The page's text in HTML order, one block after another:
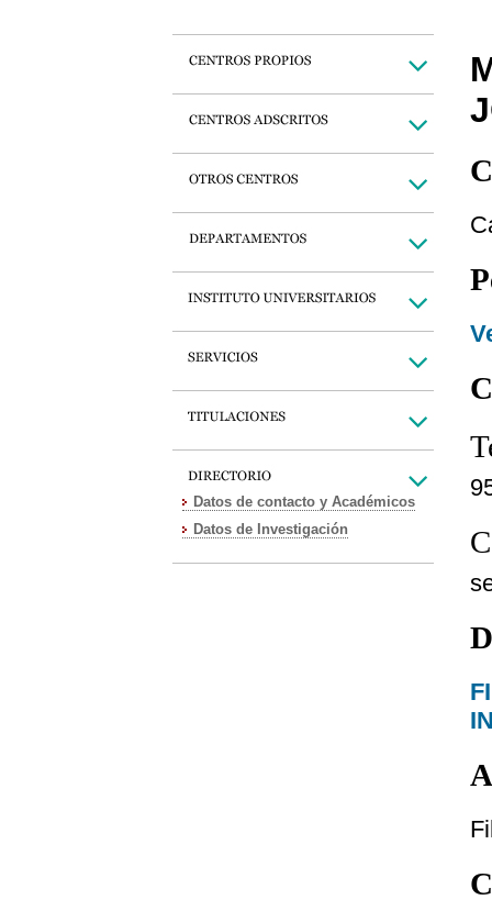
Datos de contacto y Académicos
Datos de Investigación